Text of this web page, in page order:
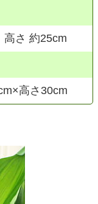
さ 約25cm
高さ30cm